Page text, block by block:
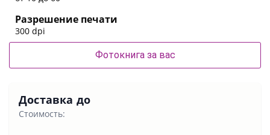
Разрешение печати
300 dpi
Фотокнига за вас
Доставка до
Стоимость: